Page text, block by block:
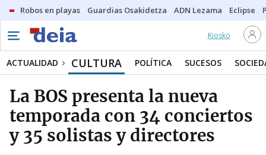
Robos en playas Guardias Osakidetza ADN Lezama Eclipse
Kiosko
ACTUALIDAD CULTURA POLÍTICA SUCESOS
La BOS presenta la nueva
temporada con 34 conciertos
y 35 solistas y directores